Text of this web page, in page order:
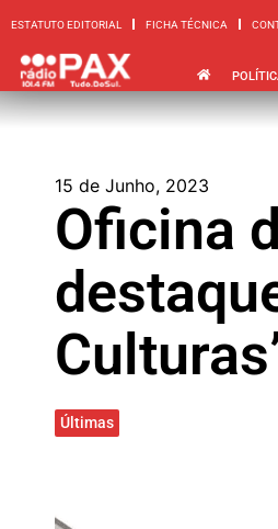
ESTATUTO EDITORIAL FICHA TÉCNICA
ESTATUTO EDITORIAL FICHA TÉCNICA
15 de Junho, 2023
Oficina
Últimas